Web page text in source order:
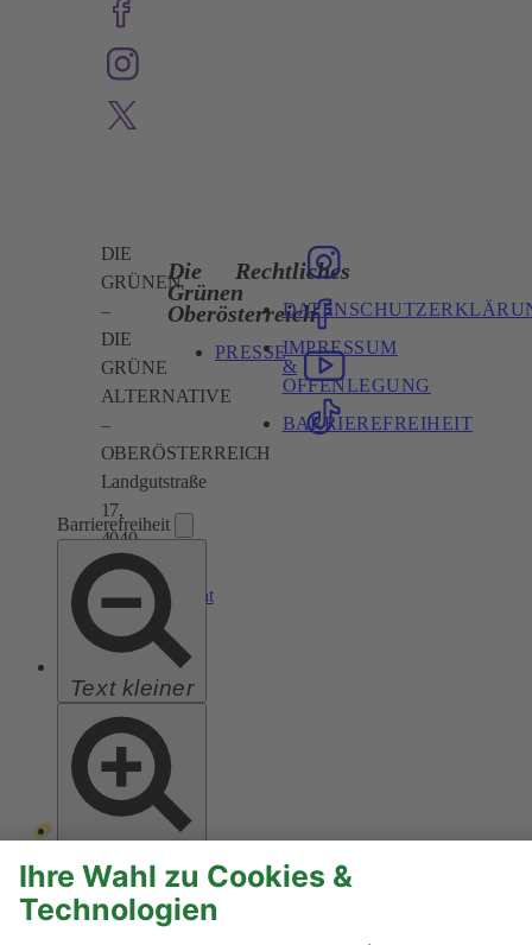
Barrierefreiheit
Text kleiner
DIE
GRÜNEN
–
DIE
GRÜNE
ALTERNATIVE
–
OBERÖSTERREICH
Landgutstraße
17,
4040
Linz
ooe@gruene.at
Die
Grünen
Oberösterreich
PRESSE
Rechtliches
IMPRESSUM
&
OFFENLEGUNG
BARRIEREFREIHEIT